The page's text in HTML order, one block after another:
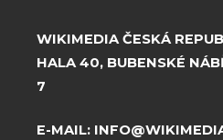
WIKIMEDIA ČESKÁ
HALA 40, BUBENSKÉ
7
E-MAIL: